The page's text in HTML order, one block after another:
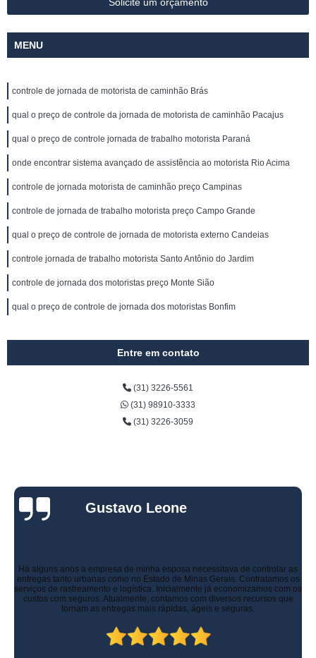
MENU
controle de jornada de motorista de caminhão Brás
qual o preço de controle da jornada de motorista de caminhão Pacajus
qual o preço de controle jornada de trabalho motorista Paraná
onde encontrar sistema avançado de assistência ao motorista Rio Acima
controle de jornada motorista de caminhão preço Campinas
controle de jornada de trabalho motorista preço Campo Grande
qual o preço de controle de jornada de motorista externo Candeias
controle jornada de trabalho motorista Santo Antônio do Jardim
controle de jornada dos motoristas preço Monte Sião
qual o preço de controle de jornada dos motoristas Bonfim
Entre em contato
(31) 3226-5561
(31) 98910-3333
(31) 3226-3059
Gustavo Leone
Há alguns anos a empresa de minha esposa necessitava de controlar as
entregas tanto urbanas como no Estado de Minas Gerais. Contratamos os
serviços de rastreamento e logística. Inicialmente já economizamos com os
custos com seguros. Atualmente, contamos com diversos recursos que
tornam as entregas mais rápidas, ágeis e seguras.